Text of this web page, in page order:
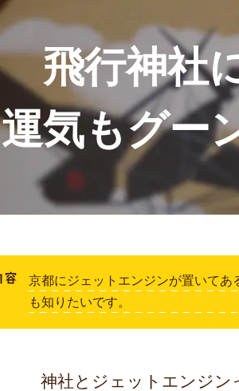
飛行神社
運気もグー
京都にジェットエンジンが置いて
も知りたいです。
神社とジェットエンジ